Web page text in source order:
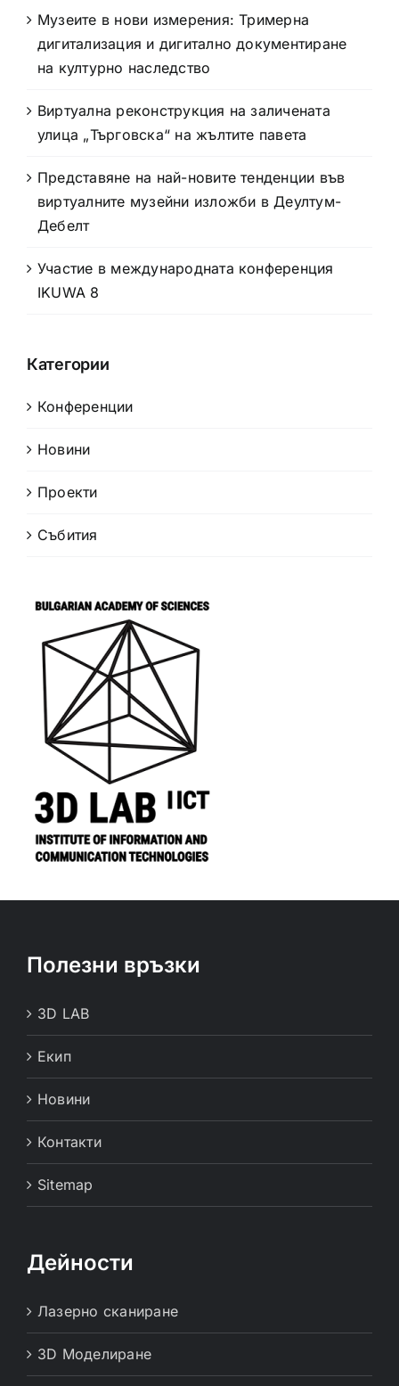
Музеите в нови измерения: Тримерна
дигитализация и дигитално документиране
на културно наследство
Виртуална реконструкция на заличената
улица „Търговска“ на жълтите павета
Представяне на най-новите тенденции във
виртуалните музейни изложби в Деултум-
Дебелт
Участие в международната конференция
IKUWA 8
Категории
Конференции
Новини
Проекти
Събития
Полезни връзки
3D LAB
Екип
Новини
Контакти
Sitemap
Дейности
Лазерно сканиране
3D Моделиране